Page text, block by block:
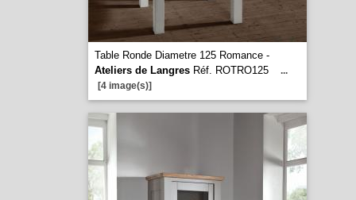
Table Ronde Diametre 125 Romance -
Ateliers de LangresRéf. ROTRO125
...
[4 image(s)]